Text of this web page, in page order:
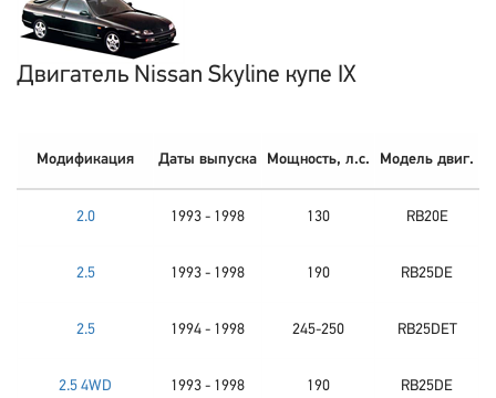
Двигатель Nissan Skyline купе IX
Модификация Даты выпуска Мощность, л.с. Модель двиг.
2.0 1993 - 1998 130 RB20E
2.5 1993 - 1998 190 RB25DE
2.5 1994 - 1998 245-250 RB25DET
2.5 4WD 1993 - 1998 190 RB25DE